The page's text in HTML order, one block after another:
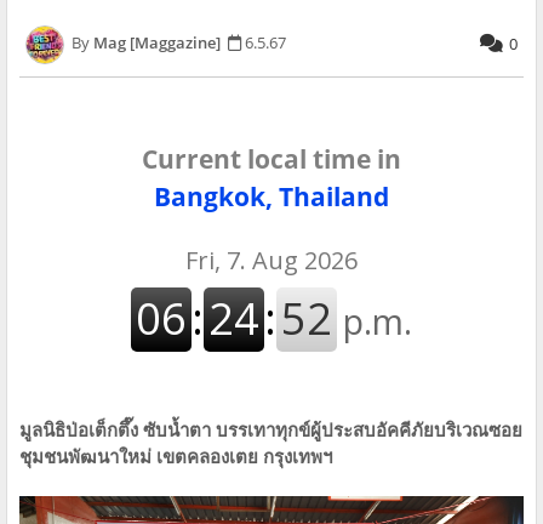
Mag [Maggazine] 6.5.67 0
Current local time in
Bangkok, Thailand
มูลนิธิป่อเต็กตึ๊ง ซับน้ำตา บรรเทาทุกข์ผู้ประสบอัคคีภัยบริเวณซอย
ชุมชนพัฒนาใหม่ เขตคลองเตย กรุงเทพฯ